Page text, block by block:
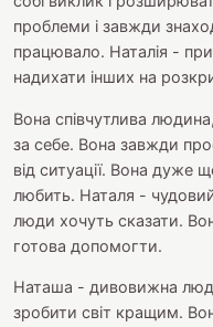
проблеми і завжди
працювало. Наталія -
надихати інших на
Вона співчутлива
за себе. Вона завжди
від ситуації. Вона дуже
любить. Наталя -
люди хочуть сказати.
готова допомогти.
Наташа - дивовижна
зробити світ кращим.